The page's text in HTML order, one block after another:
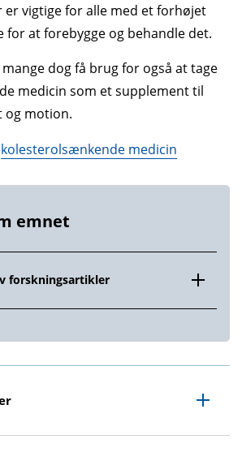
vigtige for alle med et forhøjet
for at forebygge og behandle det.
dog få brug for også at tage
medicin som et supplement til
og motion.
kolesterol­sænkende medicin
emnet
forskningsartikler